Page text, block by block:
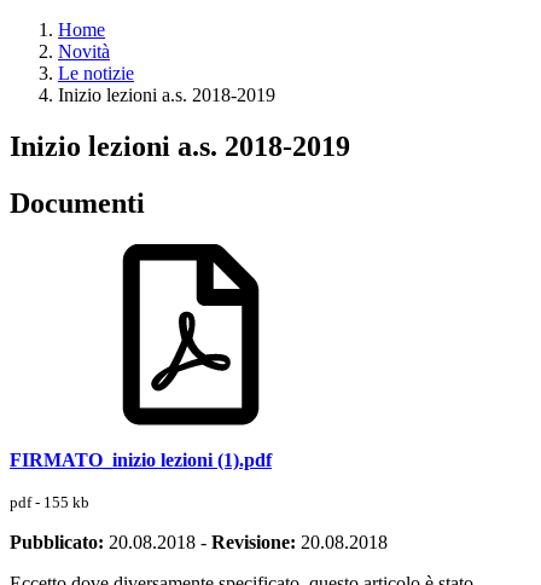
Home
Novità
Le notizie
Inizio lezioni a.s. 2018-2019
Inizio lezioni a.s. 2018-2019
Documenti
FIRMATO_inizio lezioni (1).pdf
pdf - 155 kb
Pubblicato: 20.08.2018 - Revisione: 20.08.2018